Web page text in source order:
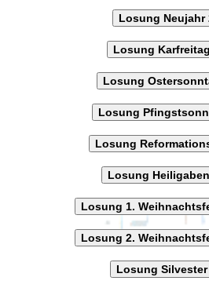
Losung Neujahr
Losung
Losung
Losung
Losung
Losung
Losung 1.
Losung 2.
Losung Silvester